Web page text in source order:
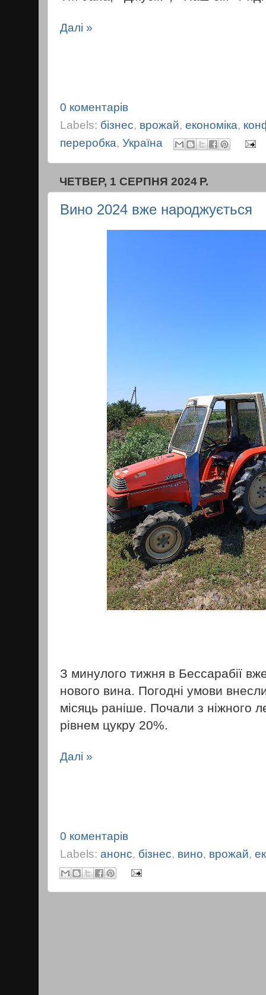
Далі »
0 коментарів
Labels: бізнес, врожай, економіка,
переробка, Україна
ЧЕТВЕР, 1 СЕРПНЯ 2024 Р.
Вино 2024 вже народжується
З минулого тижня в Бессарабії
нового вина. Погодні умови
місяць раніше. Почали з ніжного
рівнем цукру 20%.
Далі »
0 коментарів
Labels: анонс, бізнес, вино, врожай,